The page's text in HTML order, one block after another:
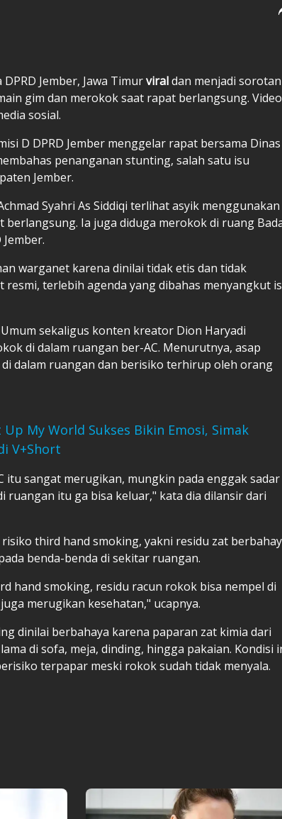
Jember, Jawa Timurviraldan menjadi sorotan
gim dan merokok saat rapat berlangsung. Video
sosial.
D DPRD Jember menggelar rapat bersama Dinas
penanganan stunting, salah satu isu
Jember.
Syahri As Siddiqi terlihat asyik menggunakan
Ia juga diduga merokok di ruang
warganet karena dinilai tidak etis dan tidak
terlebih agenda yang dibahas menyangkut
sekaligus konten kreator Dion Haryadi
di dalam ruangan ber-AC. Menurutnya, asap
dalam ruangan dan berisiko terhirup oleh orang
My World Sukses Bikin Emosi, Simak
V+Short
itu sangat merugikan, mungkin pada enggak sadar
ruangan itu ga bisa keluar," kata dia dilansir dari
third hand smoking, yakni residu zat
benda-benda di sekitar ruangan.
hand smoking, residu racun rokok bisa nempel di
merugikan kesehatan," ucapnya.
dinilai berbahaya karena paparan zat kimia dari
di sofa, meja, dinding, hingga pakaian. Kondisi
terpapar meski rokok sudah tidak menyala.